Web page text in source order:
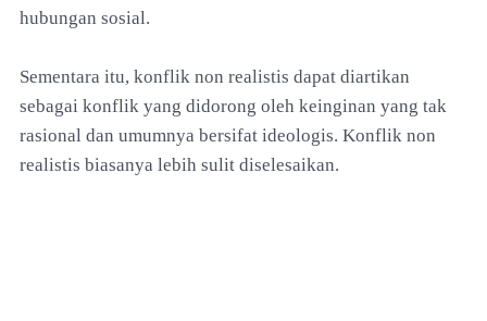
hubungan sosial.
Sementara itu, konflik non realistis dapat diartikan
sebagai konflik yang didorong oleh keinginan yang tak
rasional dan umumnya bersifat ideologis. Konflik non
realistis biasanya lebih sulit diselesaikan.